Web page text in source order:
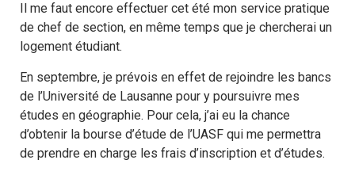
Il me faut encore effectuer cet été mon service pratique
de chef de section, en même temps que je chercherai un
logement étudiant.
En septembre, je prévois en effet de rejoindre les bancs
de l’Université de Lausanne pour y poursuivre mes
études en géographie. Pour cela, j’ai eu la chance
d’obtenir la bourse d’étude de l’UASF qui me permettra
de prendre en charge les frais d’inscription et d’études.